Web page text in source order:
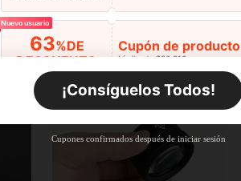
Nuevo usuario
63%DE
DESCUENTO
Pedidos de +$27.936
Cupón de producto
Límite de $36.316
Nuevo usuario
63
DESCUENTO
Cupón de producto
Límite de $36.316
Por tiempo limitado
¡Consíguelos Todos!
Cupones confirmados después de iniciar sesión